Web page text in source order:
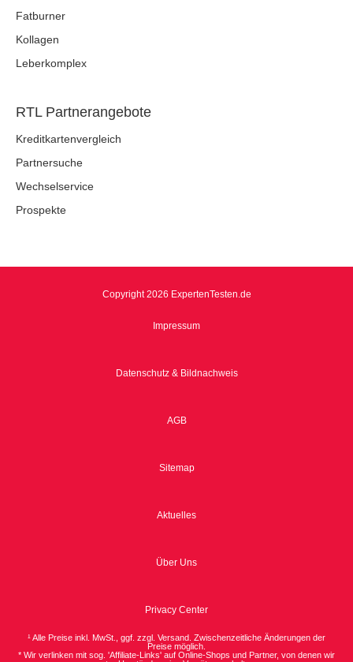
Fatburner
Kollagen
Leberkomplex
RTL Partnerangebote
Kreditkartenvergleich
Partnersuche
Wechselservice
Prospekte
Copyright 2026 ExpertenTesten.de
Impressum
Datenschutz & Bildnachweis
AGB
Sitemap
Aktuelles
Über Uns
Privacy Center
¹ Alle Preise inkl. MwSt., ggf. zzgl. Versand. Zwischenzeitliche Änderungen der
Preise möglich.
* Wir verlinken mit sog. 'Affiliate-Links' auf Online-Shops und Partner, von denen wir